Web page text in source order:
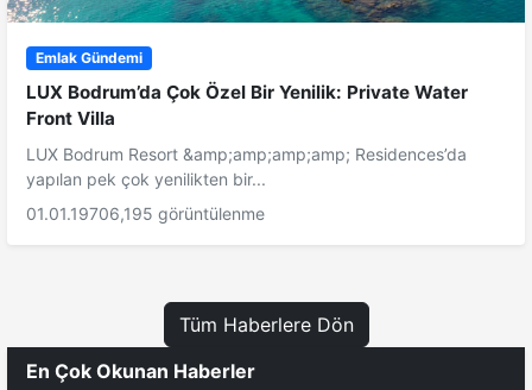
Emlak Gündemi
LUX Bodrum’da Çok Özel Bir Yenilik: Private Water
Front Villa
LUX Bodrum Resort &amp;amp;amp;amp; Residences’da
yapılan pek çok yenilikten bir...
01.01.19706,195 görüntülenme
Tüm Haberlere Dön
En Çok Okunan Haberler